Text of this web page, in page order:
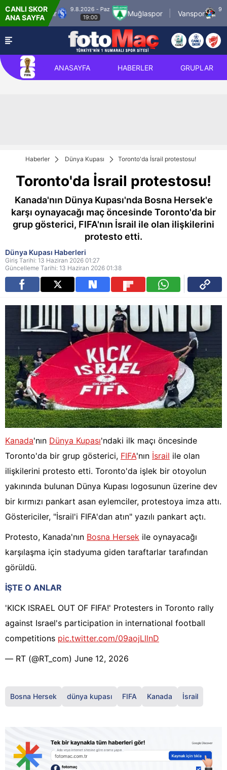
CANLI SKOR
ANA SAYFA
Sarıyerspor
9.8.2026 - Paz
19:00
Muğlaspor Vanspor
ANASAYFA HABERLER GRUPLAR
Haberler Dünya Kupası Toronto'da İsrail protestosu!
Toronto'da İsrail protestosu!
Kanada'nın Dünya Kupası'nda Bosna Hersek'e
karşı oynayacağı maç öncesinde Toronto'da bir
grup gösterici, FIFA'nın İsrail ile olan ilişkilerini
protesto etti.
Dünya Kupası Haberleri
Giriş Tarihi: 13 Haziran 2026 01:27
Güncelleme Tarihi: 13 Haziran 2026 01:38
Kanada'nın Dünya Kupası'ndaki ilk maçı öncesinde
Toronto'da bir grup gösterici, FIFA'nın İsrail ile olan
ilişkilerini protesto etti. Toronto'da işlek bir otoyolun
yakınında bulunan Dünya Kupası logosunun üzerine dev
bir kırmızı pankart asan eylemciler, protestoya imza attı.
Göstericiler, "İsrail'i FIFA'dan atın" yazılı pankart açtı.
Protesto, Kanada'nın Bosna Hersek ile oynayacağı
karşılaşma için stadyuma giden taraftarlar tarafından
görüldü.
İŞTE O ANLAR
'KICK ISRAEL OUT OF FIFA!' Protesters in Toronto rally
against Israel's participation in international football
competitions pic.twitter.com/09aojLllnD
— RT (@RT_com) June 12, 2026
Bosna Hersek dünya kupası FIFA Kanada İsrail